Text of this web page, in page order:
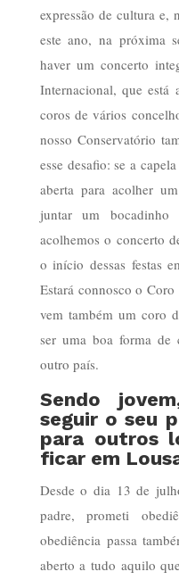
expressão de cultura e,
este ano, na próxima
haver um concerto
Internacional, que está
coros de vários
nosso Conservatório
esse desafio: se a
aberta para acolher
juntar um
acolhemos o concerto
o início dessas festas
Estará connosco o
vem também um coro
ser uma boa forma de
outro país.
Sendo
seguir o seu
para outros
ficar em
Desde o dia 13 de
padre, prometi
obediência passa
aberto a tudo aquilo